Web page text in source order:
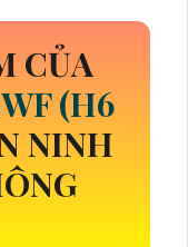
CỦA
(H6
NINH